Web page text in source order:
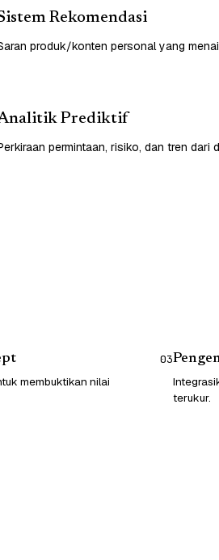
Rekomendasi
produk/konten personal yang
Prediktif
permintaan, risiko, dan tren dari
membuktikan nilai
03
terukur.